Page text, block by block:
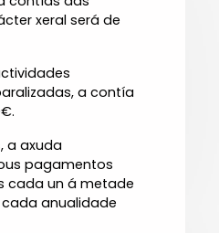
xeral será de
a contía
a axuda
pagamentos
cada un á metade
anualidade